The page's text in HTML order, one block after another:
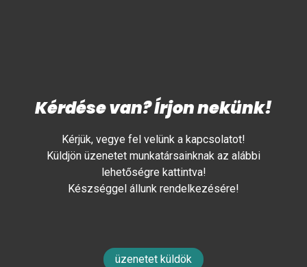
Kérdése van? Írjon nekünk!
Kérjük, vegye fel velünk a kapcsolatot!
Küldjön üzenetet munkatársainknak az alábbi
lehetőségre kattintva!
Készséggel állunk rendelkezésére!
üzenetet küldök